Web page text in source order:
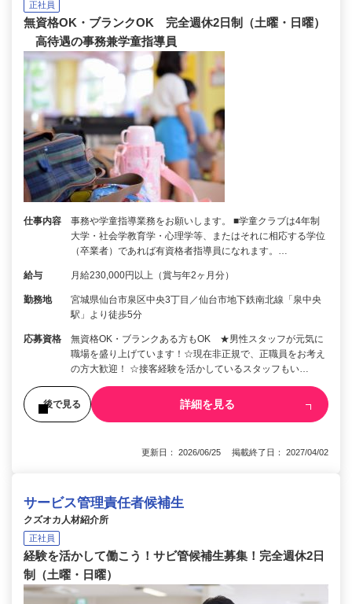
正社員
無資格OK・ブランクOK 完全週休2日制（土曜・日曜）
高待遇の事務兼学童指導員
仕事内容
事務や学童指導業務をお願いします。 ■学童クラブは4年制
大学・社会学教育学・心理学等、またはそれに相応する学位
（卒業者）であれば有資格者指導員になれます。…
給与 月給230,000円以上（賞与年2ヶ月分）
勤務地
宮城県仙台市泉区中央3丁目／仙台市地下鉄南北線「泉中央
駅」より徒歩5分
応募資格
無資格OK・ブランクある方もOK ★男性スタッフが元気に
職場を盛り上げています！☆現在非正規で、正職員をお考え
の方大歓迎！ ☆接客経験を活かしているスタッフもい…
後で見る 詳細を見る
更新日： 2026/06/25 掲載終了日： 2027/04/02
サービス管理責任者候補生
クズオカ人材紹介所
正社員
経験を活かして働こう！サビ管候補生募集！完全週休2日
制（土曜・日曜）